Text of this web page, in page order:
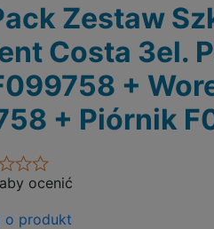
Zestaw
Costa 3el.
+
+ Piórnik
ocenić
o produkt